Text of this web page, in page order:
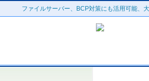
ファイルサーバー、BCP対策にも活用可能、